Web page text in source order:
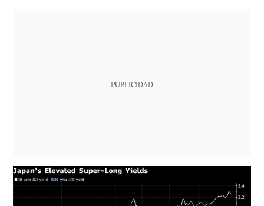
PUBLICIDAD